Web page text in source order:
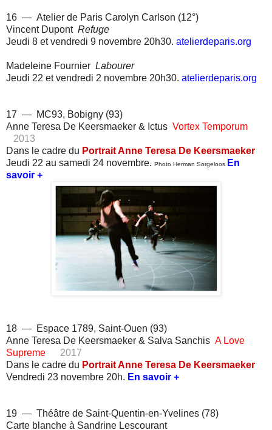
16 — Atelier de Paris Carolyn Carlson (12°)
Vincent Dupont Refuge
Jeudi 8 et vendredi 9 novembre 20h30. atelierdeparis.org
Madeleine Fournier Labourer
Jeudi 22 et vendredi 2 novembre 20h30. atelierdeparis.org
17 — MC93, Bobigny (93)
Anne Teresa De Keersmaeker & Ictus Vortex Temporum
2013
Dans le cadre du Portrait Anne Teresa De Keersmaeker
Jeudi 22 au samedi 24 novembre. Photo Herman Sorgeloos En
savoir +
18 — Espace 1789, Saint-Ouen (93)
Anne Teresa De Keersmaeker & Salva Sanchis A Love
Supreme
2017
Dans le cadre du Portrait Anne Teresa De Keersmaeker
Vendredi 23 novembre 20h. En savoir +
19 — Théâtre de Saint-Quentin-en-Yvelines (78)
Carte blanche à Sandrine Lescourant